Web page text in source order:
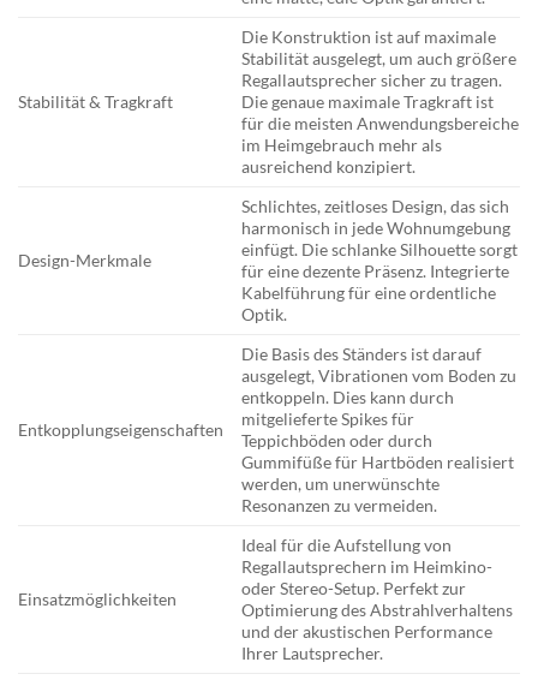
Stabilität & Tragkraft
Die Konstruktion ist auf maximale
Stabilität ausgelegt, um auch größere
Regallautsprecher sicher zu tragen.
Die genaue maximale Tragkraft ist
für die meisten Anwendungsbereiche
im Heimgebrauch mehr als
ausreichend konzipiert.
Design-Merkmale
Schlichtes, zeitloses Design, das sich
harmonisch in jede Wohnumgebung
einfügt. Die schlanke Silhouette sorgt
für eine dezente Präsenz. Integrierte
Kabelführung für eine ordentliche
Optik.
Entkopplungseigenschaften
Die Basis des Ständers ist darauf
ausgelegt, Vibrationen vom Boden zu
entkoppeln. Dies kann durch
mitgelieferte Spikes für
Teppichböden oder durch
Gummifüße für Hartböden realisiert
werden, um unerwünschte
Resonanzen zu vermeiden.
Einsatzmöglichkeiten
Ideal für die Aufstellung von
Regallautsprechern im Heimkino-
oder Stereo-Setup. Perfekt zur
Optimierung des Abstrahlverhaltens
und der akustischen Performance
Ihrer Lautsprecher.